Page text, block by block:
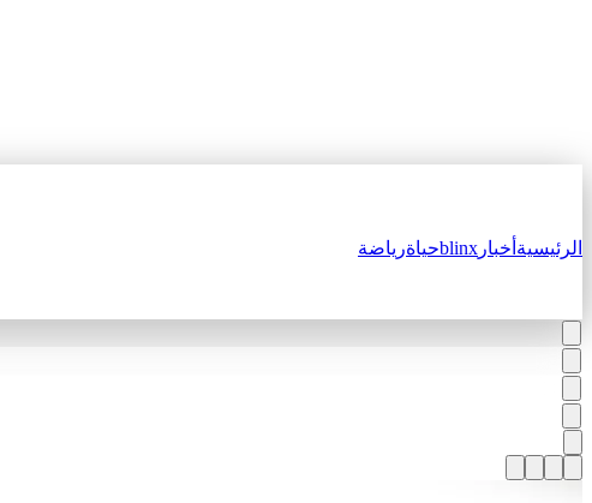
الرئيسية أخبار blinxحياةرياضة